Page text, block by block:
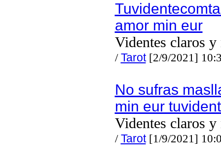
amor min eur
Videntes claros y
/Tarot[2/9/2021]
No sufras
min eur
Videntes claros y
/Tarot[1/9/2021]